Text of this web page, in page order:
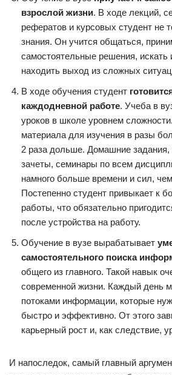
взрослой жизни. В ходе лекций,
рефератов и курсовых студент не
знания. Он учится общаться,
самостоятельные решения,
находить выход из сложных
В ходе обучения студент
каждодневной работе. Учеба в
уроков в школе уровнем
материала для изучения в разы
2 раза дольше. Домашние задания,
зачеты, семинары по всем
намного больше времени и сил,
Постепенно студент привыкает к
работы, что обязательно
после устройства на работу.
Обучение в вузе вырабатывает
самостоятельного поиска
общего из главного. Такой навык
современной жизни. Каждый день
потоками информации, которые
быстро и эффективно. От этого
карьерный рост и, как следствие,
И напоследок, самый главный